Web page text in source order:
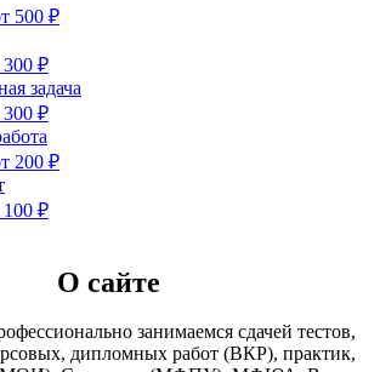
500 ₽
300 ₽
задача
300 ₽
200 ₽
100 ₽
О сайте
занимаемся сдачей тестов,
дипломных работ (ВКР), практик,